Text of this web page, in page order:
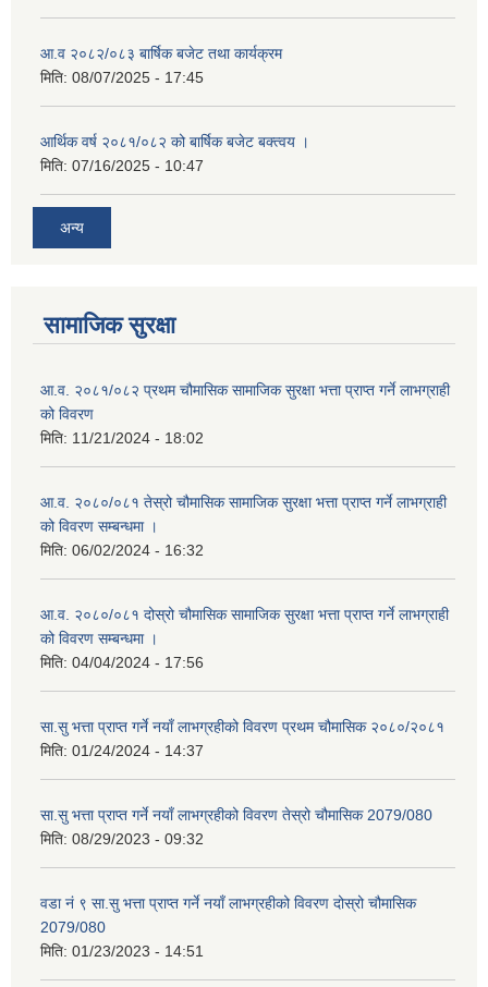
आ.व २०८२/०८३ बार्षिक बजेट तथा कार्यक्रम
मिति: 08/07/2025 - 17:45
आर्थिक वर्ष २०८१/०८२ को बार्षिक बजेट बक्त्वय ।
मिति: 07/16/2025 - 10:47
अन्य
सामाजिक सुरक्षा
आ.व. २०८१/०८२ प्रथम चौमासिक सामाजिक सुरक्षा भत्ता प्राप्त गर्ने लाभग्राही
को विवरण
मिति: 11/21/2024 - 18:02
आ.व. २०८०/०८१ तेस्रो चौमासिक सामाजिक सुरक्षा भत्ता प्राप्त गर्ने लाभग्राही
को विवरण सम्बन्धमा ।
मिति: 06/02/2024 - 16:32
आ.व. २०८०/०८१ दोस्रो चौमासिक सामाजिक सुरक्षा भत्ता प्राप्त गर्ने लाभग्राही
को विवरण सम्बन्धमा ।
मिति: 04/04/2024 - 17:56
सा.सु भत्ता प्राप्त गर्ने नयाँ लाभग्रहीको विवरण प्रथम चौमासिक २०८०/२०८१
मिति: 01/24/2024 - 14:37
सा.सु भत्ता प्राप्त गर्ने नयाँ लाभग्रहीको विवरण तेस्रो चौमासिक 2079/080
मिति: 08/29/2023 - 09:32
वडा नं ९ सा.सु भत्ता प्राप्त गर्ने नयाँ लाभग्रहीको विवरण दोस्रो चौमासिक
2079/080
मिति: 01/23/2023 - 14:51